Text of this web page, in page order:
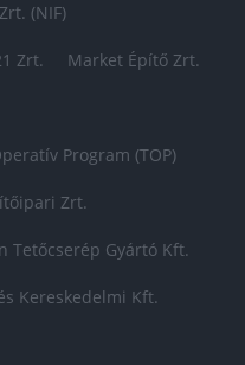
(NIF)
Zrt. Market Építő Zrt.
Program (TOP)
Zrt.
Tetőcserép Gyártó Kft.
Kereskedelmi Kft.